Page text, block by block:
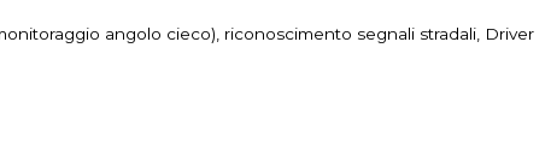
Spoiler posteriore Start & stop
angolo cieco), riconoscimento segnali stradali, Driver